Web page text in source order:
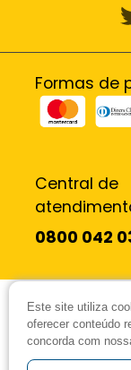
Este site utiliza
oferecer conteúdo
concorda com
Formas de
Central de
0800 042
As imagens dos
preços e condições
prévio. As ofertas
término do nosso